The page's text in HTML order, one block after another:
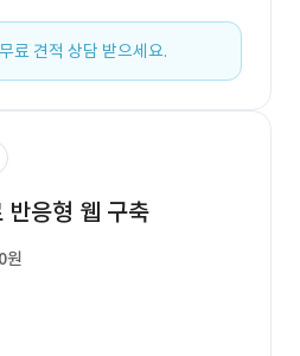
료 견적 상담 받으세요.
반응형 웹 구축
원